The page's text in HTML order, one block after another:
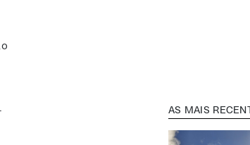
AS MAIS